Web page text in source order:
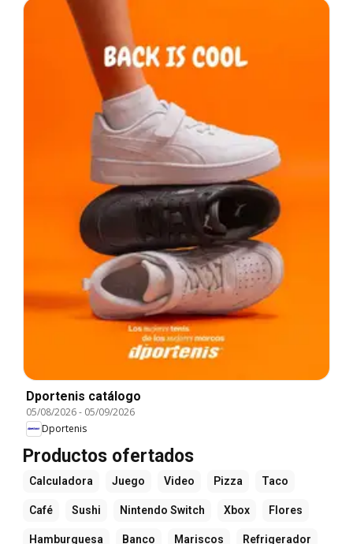
Dportenis catálogo
05/08/2026- 05/09/2026
Dportenis
Productos ofertados
Calculadora Juego Video Pizza Taco
Café Sushi Nintendo Switch Xbox Flores
Hamburguesa Banco Mariscos Refrigerador